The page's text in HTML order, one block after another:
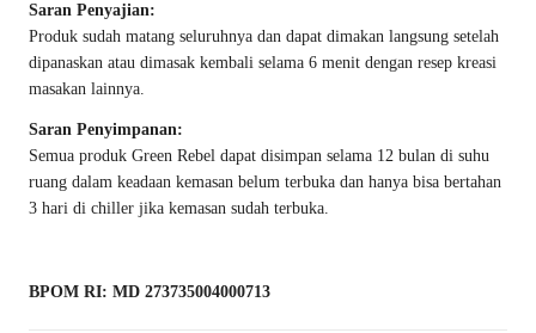
Saran Penyajian:
Produk sudah matang seluruhnya dan dapat dimakan langsung setelah
dipanaskan atau dimasak kembali selama 6 menit dengan resep kreasi
masakan lainnya.
Saran Penyimpanan:
Semua produk Green Rebel dapat disimpan selama 12 bulan di suhu
ruang dalam keadaan kemasan belum terbuka dan hanya bisa bertahan
3 hari di chiller jika kemasan sudah terbuka.
BPOM RI: MD 273735004000713